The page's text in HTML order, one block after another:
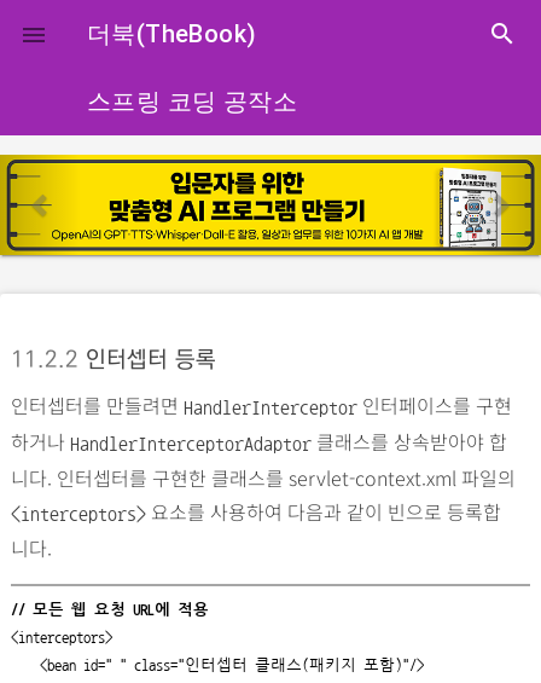
close
 더북(TheBook) search
스프링 코딩 공작소
p
r
e
u
s
n
e
x
11.2.2 인터셉터 등록
인터셉터를 만들려면 HandlerInterceptor인터페이스를 구현
하거나 HandlerInterceptorAdaptor클래스를 상속받아야 합
니다. 인터셉터를 구현한 클래스를 servlet-context.xml 파일의
<interceptors>요소를 사용하여 다음과 같이 빈으로 등록합
니다.
// 모든 웹 요청 URL에 적용
<interceptors>